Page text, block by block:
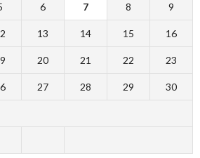
6 7 8 9
13 14 15 16
20 21 22 23
27 28 29 30